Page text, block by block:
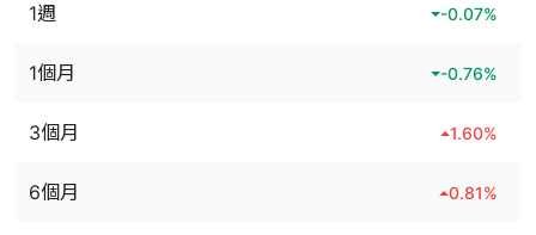
1週 -0.07%
1個月 -0.76%
3個月 1.60%
6個月 0.81%